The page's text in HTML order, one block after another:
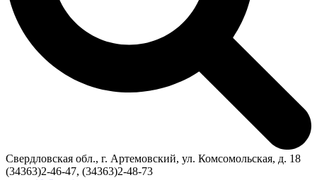
Свердловская обл., г. Артемовский, ул. Комсомольская, д. 18
(34363)2-46-47, (34363)2-48-73